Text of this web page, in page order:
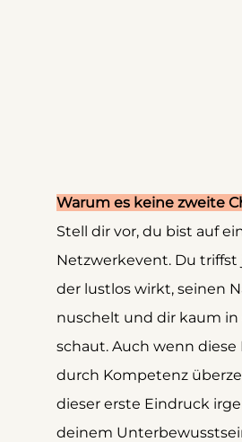
Warum es keine zweite
Stell dir vor, du bist auf
Netzwerkevent. Du triffst
der lustlos wirkt, seinen
nuschelt und dir kaum in
schaut. Auch wenn diese
durch Kompetenz
dieser erste Eindruck
deinem